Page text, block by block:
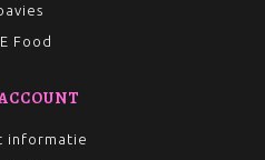
Food
informatie